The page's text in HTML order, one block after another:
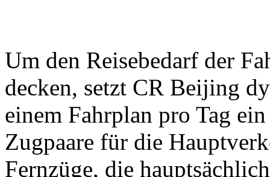
Um den Reisebedarf der
decken, setzt CR Beijing
einem Fahrplan pro Tag
Zugpaare für die
Fernzüge, die